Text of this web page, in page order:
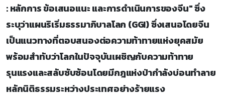
: หลักการ ข้อเสนอแนะ และการดำเนินการของจีน" ซึ่ง
ระบุว่าแผนริเริ่มธรรมาภิบาลโลก (GGI) ซึ่งเสนอโดยจีน
เป็นแนวทางที่ตอบสนองต่อความท้าทายแห่งยุคสมัย
พร้อมสำทับว่าโลกในปัจจุบันเผชิญกับความท้าทาย
รุนแรงและสลับซับซ้อนโดยมีกฎแห่งป่ากำลังบ่อนทำลาย
หลักนิติธรรมระหว่างประเทศอย่างร้ายแรง